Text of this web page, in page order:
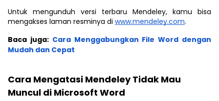
Untuk mengunduh versi terbaru Mendeley, kamu bisa
mengakses laman resminya di www.mendeley.com.
Baca juga: Cara Menggabungkan File Word dengan
Mudah dan Cepat
Cara Mengatasi Mendeley Tidak Mau
Muncul di Microsoft Word